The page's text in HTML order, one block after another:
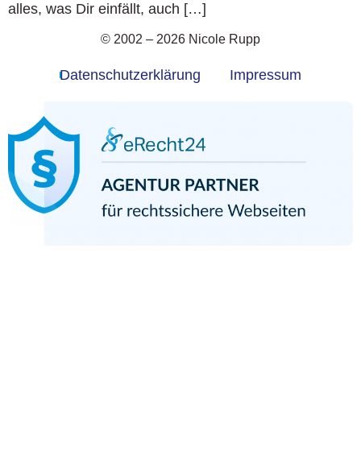
alles, was Dir einfällt, auch […]
© 2002 – 2026 Nicole Rupp
Datenschutzerklärung Impressum